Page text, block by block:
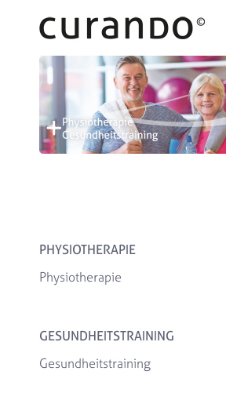
Inhalt
PHYSIOTHERAPIE
Physiotherapie
GESUNDHEITSTRAINING
Gesundheitstraining